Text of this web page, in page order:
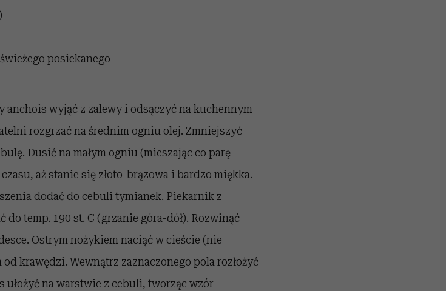
posiekanego
wyjąć z zalewy i odsączyć na kuchennym
rozgrzać na średnim ogniu olej. Zmniejszyć
Dusić na małym ogniu (mieszając co parę
aż stanie się złoto-brązowa i bardzo miękka.
dodać do cebuli tymianek. Piekarnik z
temp. 190 st. C (grzanie góra-dół). Rozwinąć
Ostrym nożykiem naciąć w cieście (nie
krawędzi. Wewnątrz zaznaczonego pola rozłożyć
na warstwie z cebuli, tworząc wzór